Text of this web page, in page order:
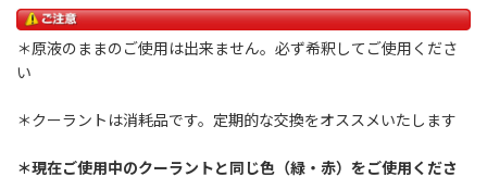
＊原液のままのご使用は出来ません。必ず希釈してご使用くださ
い
＊クーラントは消耗品です。定期的な交換をオススメいたします
＊現在ご使用中のクーラントと同じ色（緑・赤）をご使用くださ